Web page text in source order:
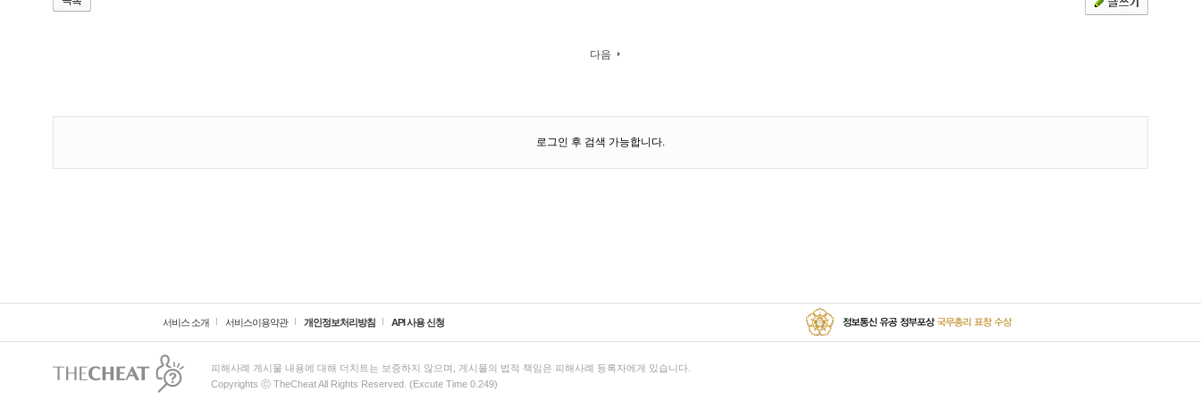
다음
로그인 후 검색 가능합니다.
서비스 소개 서비스이용약관 개인정보처리방침 API 사용 신청
피해사례 게시물 내용에 대해 더치트는 보증하지 않으며, 게시물의 법적 책임은 피해사례 등록자에게 있습니다.
Copyrights ⓒ TheCheat All Rights Reserved. (Excute Time 0.249)